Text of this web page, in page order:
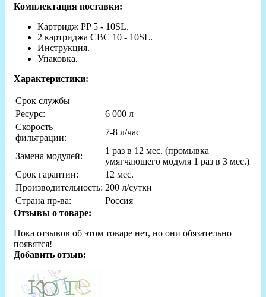
Комплектация поставки:
Картридж PP 5 - 10SL.
2 картриджа CBC 10 - 10SL.
Инструкция.
Упаковка.
Характеристики:
Срок службы
Ресурс:
6 000 л
Скорость
фильтрации:
7-8 л/час
Замена модулей:
1 раз в 12 мес. (промывка
умягчающего модуля 1 раз в 3 мес.)
Срок гарантии:
12 мес.
Производительность: 200 л/сутки
Страна пр-ва:
Россия
Отзывы о товаре:
Пока отзывов об этом товаре нет, но они обязательно
появятся!
Добавить отзыв: